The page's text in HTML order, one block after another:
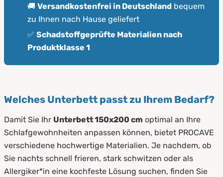
🚚 Versandkostenfrei in Deutschlandbequem
zu Ihnen nach Hause geliefert
✅ Schadstoffgeprüfte Materialien nach
Produktklasse 1
Welches Unterbett passt zu Ihrem Bedarf?
Damit Sie Ihr Unterbett 150x200 cm optimal an Ihre
Schlafgewohnheiten anpassen können, bietet PROCAVE
verschiedene hochwertige Materialien. Je nachdem, ob
Sie nachts schnell frieren, stark schwitzen oder als
Allergiker*in eine kochfeste Lösung suchen, finden Sie